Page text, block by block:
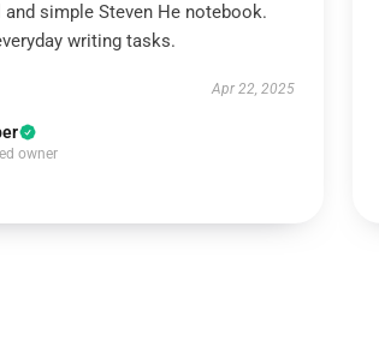
and simple Steven He notebook.
writing tasks.
Apr 22, 2025
owner